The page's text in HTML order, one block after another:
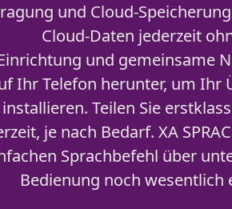
und Cloud-
Cloud-Daten jederzeit
und gemeinsame
Ihr Telefon herunter, um
Teilen Sie
je nach Bedarf. XA
Sprachbefehl über
Bedienung noch wesentlich